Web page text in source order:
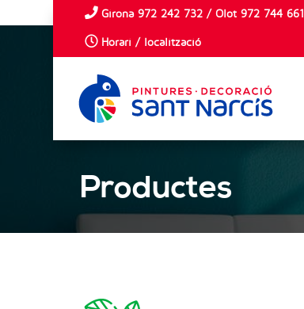
Girona 972 242 732 / Olot 972 744 661
Horari / localització
Productes